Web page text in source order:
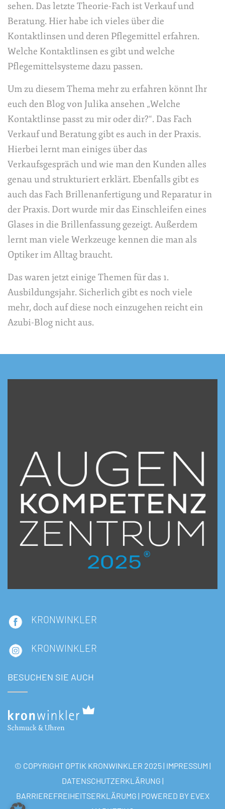
sehen. Das letzte Theorie-Fach ist Verkauf und
Beratung. Hier habe ich vieles über die
Kontaktlinsen und deren Pflegemittel erfahren.
Welche Kontaktlinsen es gibt und welche
Pflegemittelsysteme dazu passen.
Um zu diesem Thema mehr zu erfahren könnt Ihr
euch den Blog von Julika ansehen „Welche
Kontaktlinse passt zu mir oder dir?“. Das Fach
Verkauf und Beratung gibt es auch in der Praxis.
Hierbei lernt man einiges über das
Verkaufsgespräch und wie man den Kunden alles
genau und strukturiert erklärt. Ebenfalls gibt es
auch das Fach Brillenanfertigung und Reparatur in
der Praxis. Dort wurde mir das Einschleifen eines
Glases in die Brillenfassung gezeigt. Außerdem
lernt man viele Werkzeuge kennen die man als
Optiker im Alltag braucht.
Das waren jetzt einige Themen für das 1.
Ausbildungsjahr. Sicherlich gibt es noch viele
mehr, doch auf diese noch einzugehen reicht ein
Azubi-Blog nicht aus.
KRONWINKLER
KRONWINKLER
BESUCHEN SIE AUCH
© COPYRIGHT OPTIK KRONWINKLER 2025 | IMPRESSUM |
DATENSCHUTZERKLÄRUNG |
BARRIEREFREIHEITSERKLÄRUMG | POWERED BY EVEX